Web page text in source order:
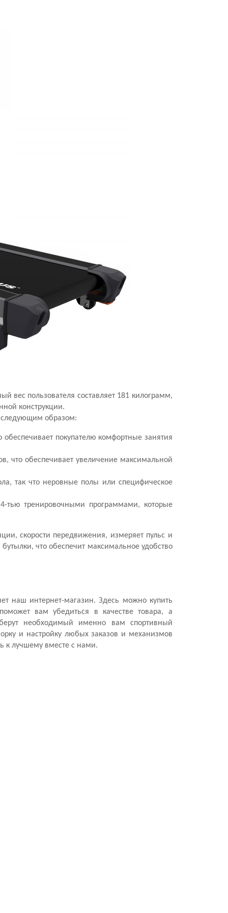
вес пользователя составляет 181 килограмм,
конструкции.
следующим образом:
покупателю комфортные занятия
что обеспечивает увеличение максимальной
так что неровные полы или специфическое
тью тренировочными программами, которые
скорости передвижения, измеряет пульс и
что обеспечит максимальное удобство
наш интернет-магазин. Здесь можно купить
вам убедиться в качестве товара, а
необходимый именно вам спортивный
и настройку любых заказов и механизмов
к лучшему вместе с нами.